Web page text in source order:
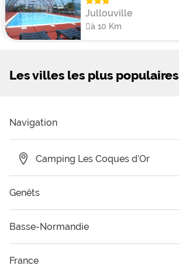
Jullouville
à 10 Km
Les villes les plus populaires
Navigation
Camping Les Coques d’Or
Genêts
Basse-Normandie
France